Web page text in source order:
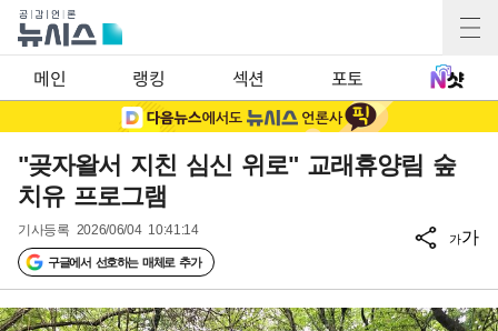
메인 랭킹 섹션 포토
"곶자왈서 지친 심신 위로" 교래휴양림 숲
치유 프로그램
기사등록 2026/06/04 10:41:14
구글에서 선호하는 매체로 추가
가가